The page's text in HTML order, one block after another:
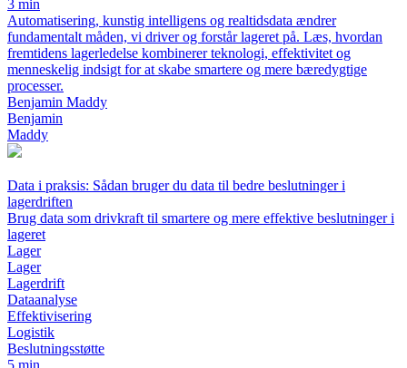
3 min
Automatisering, kunstig intelligens og realtidsdata ændrer
fundamentalt måden, vi driver og forstår lageret på. Læs, hvordan
fremtidens lagerledelse kombinerer teknologi, effektivitet og
menneskelig indsigt for at skabe smartere og mere bæredygtige
processer.
Benjamin Maddy
Benjamin
Maddy
Data i praksis: Sådan bruger du data til bedre beslutninger i
lagerdriften
Brug data som drivkraft til smartere og mere effektive beslutninger i
lageret
Lager
Lager
Lagerdrift
Dataanalyse
Effektivisering
Logistik
Beslutningsstøtte